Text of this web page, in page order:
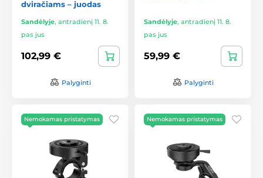
dviračiams – juodas
Sandėlyje, antradienį 11. 8.
pas jus
102,99 €
Palyginti
Sandėlyje, antradienį 11. 8.
pas jus
59,99 €
Palyginti
Nemokamas pristatymas Nemokamas pristatymas